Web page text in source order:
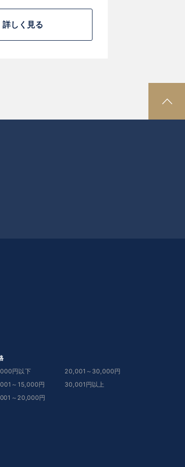
詳しく見る
P
A
円以下
～15,000円
～20,000円
20,001～30,000円
30,001円以上